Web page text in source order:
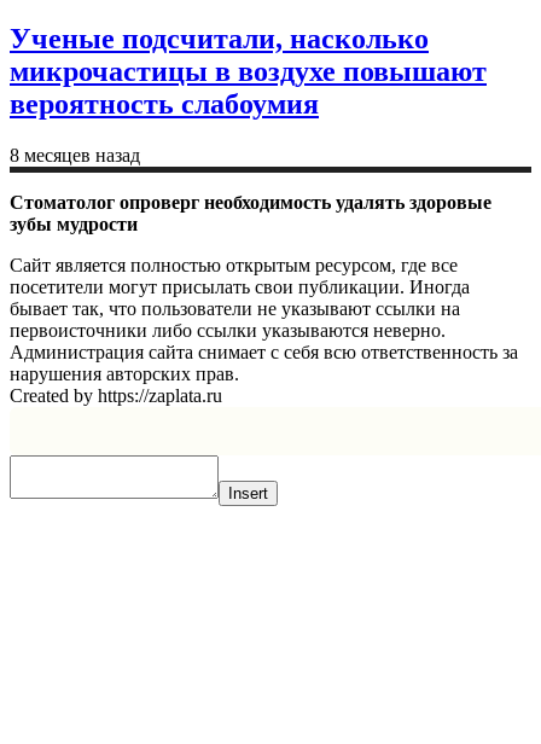
Ученые подсчитали, насколько
микрочастицы в воздухе повышают
вероятность слабоумия
8 месяцев назад
Стоматолог опроверг необходимость удалять здоровые
зубы мудрости
Сайт является полностью открытым ресурсом, где все
посетители могут присылать свои публикации. Иногда
бывает так, что пользователи не указывают ссылки на
первоисточники либо ссылки указываются неверно.
Администрация сайта снимает с себя всю ответственность за
нарушения авторских прав.
Created by https://zaplata.ru
Insert